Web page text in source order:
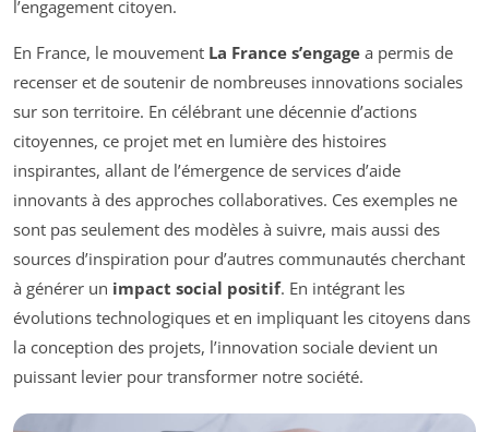
l’engagement citoyen.
En France, le mouvement La France s’engage a permis de
recenser et de soutenir de nombreuses innovations sociales
sur son territoire. En célébrant une décennie d’actions
citoyennes, ce projet met en lumière des histoires
inspirantes, allant de l’émergence de services d’aide
innovants à des approches collaboratives. Ces exemples ne
sont pas seulement des modèles à suivre, mais aussi des
sources d’inspiration pour d’autres communautés cherchant
à générer un impact social positif. En intégrant les
évolutions technologiques et en impliquant les citoyens dans
la conception des projets, l’innovation sociale devient un
puissant levier pour transformer notre société.